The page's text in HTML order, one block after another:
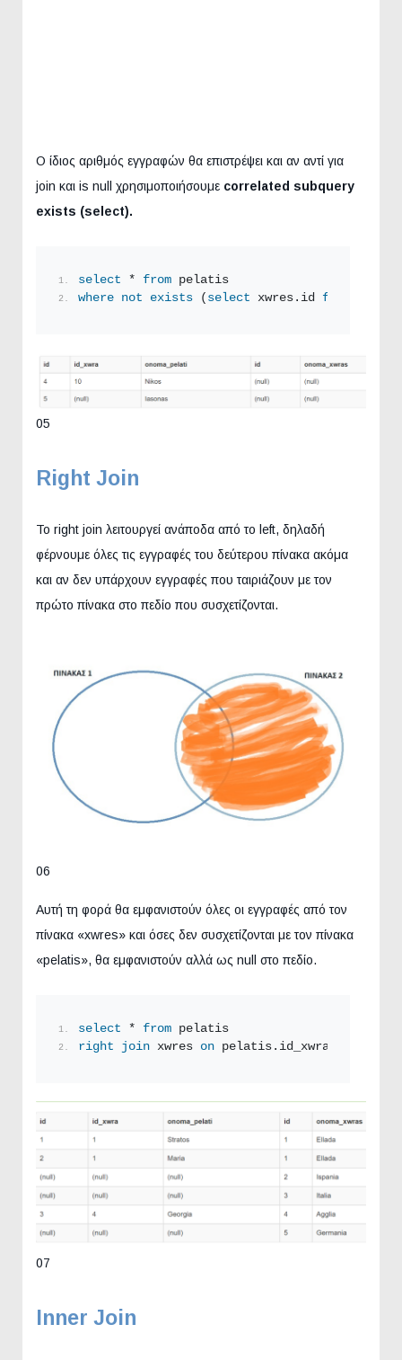
Ο ίδιος αριθμός εγγραφών θα επιστρέψει και αν αντί για
join και is null χρησιμοποιήσουμε correlated subquery
exists (select).
select * from pelatis
where not exists ( select xwres.id from
05
Right Join
Το right join λειτουργεί ανάποδα από το left, δηλαδή
φέρνουμε όλες τις εγγραφές του δεύτερου πίνακα ακόμα
και αν δεν υπάρχουν εγγραφές που ταιριάζουν με τον
πρώτο πίνακα στο πεδίο που συσχετίζονται.
06
Αυτή τη φορά θα εμφανιστούν όλες οι εγγραφές από τον
πίνακα «xwres» και όσες δεν συσχετίζονται με τον πίνακα
«pelatis», θα εμφανιστούν αλλά ως null στο πεδίο.
select * from pelatis
right
join xwres on pelatis.id_xwra =
07
Inner Join